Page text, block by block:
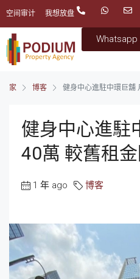
空间审计 我想放盘
Whatsapp
家 博客 健身中心進駐中環巨舖
健身中心進駐
40萬 較舊租
1 年 ago 博客